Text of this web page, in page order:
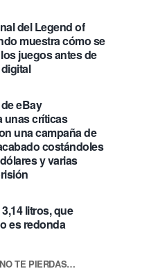
del Legend of
muestra cómo se
juegos antes de
eBay
unas críticas
una campaña de
costándoles
y varias
litros, que
es redonda
TE PIERDAS…